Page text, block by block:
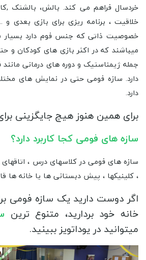
خردسال فراهم می کند. بالش، بالشتک
خلاقیت ، برنامه ریزی برای بازی بعدی
خصوصیت ذاتی که جنس فوم دارد بسیار
میباشند که در اکثر بازی های کودکان و
جمله ژیمناستیک و دوره های درمانی مانند
دارد. سازه فومی حتی در نمایش های مختلف
دارد.
برای همین هنوز هیچ جایگزینی
سازه های فومی کجا کاربرد دارد؟
سازه های فومی در کلاسهای درس ،
، کلینیکها ، پیش دبستانی ها یا خانه ها
اگر دوست دارید یک سازه فومی
خانه خود بردارید، متنوع ترین
میتوانید در یوداتویز ببینید.